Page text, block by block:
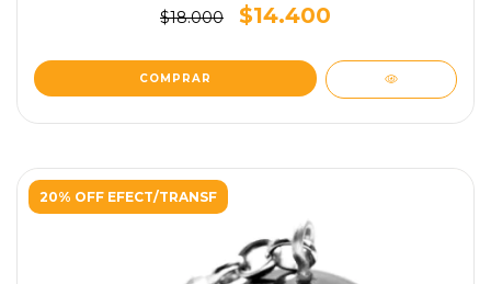
$18.000 $14.400
20% OFF EFECT/TRANSF